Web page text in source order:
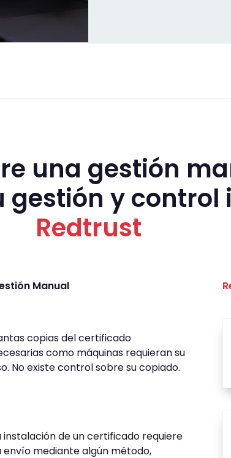
una gestión
gestión y control
Redtrust
Manual
copias del certificado
como máquinas requieran su
No existe control sobre su copiado.
instalación de un certificado requiere
envío mediante algún método,